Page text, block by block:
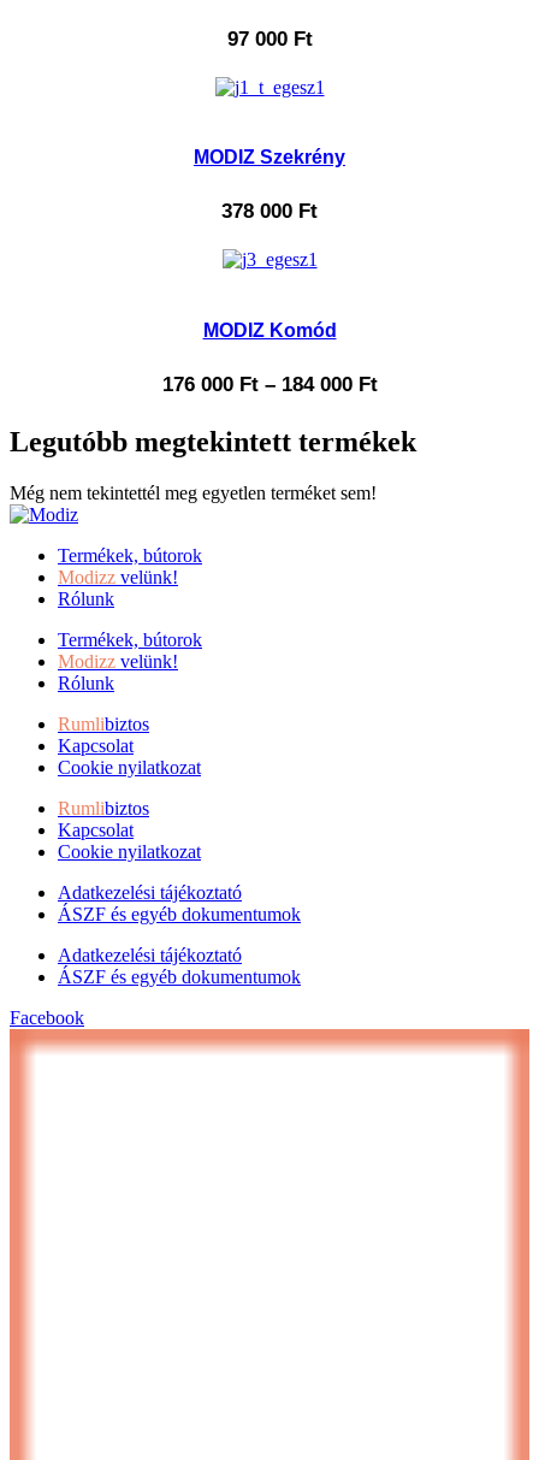
97 000 Ft
MODIZ Szekrény
378 000 Ft
MODIZ Komód
176 000 Ft– 184 000 Ft
Legutóbb megtekintett termékek
Még nem tekintettél meg egyetlen terméket sem!
Termékek, bútorok
Modizz velünk!
Rólunk
Termékek, bútorok
Modizz velünk!
Rólunk
Rumlibiztos
Kapcsolat
Cookie nyilatkozat
Rumlibiztos
Kapcsolat
Cookie nyilatkozat
Adatkezelési tájékoztató
ÁSZF és egyéb dokumentumok
Adatkezelési tájékoztató
ÁSZF és egyéb dokumentumok
Facebook